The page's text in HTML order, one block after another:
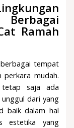
Ramah
tempat
perkara mudah.
tetap saja ada
dari yang
baik dalam hal
estetika yang